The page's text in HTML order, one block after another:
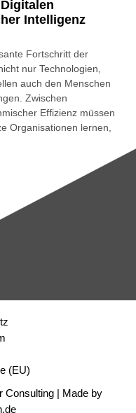
Intelligenz
Fortschritt der
nur Technologien,
auch den Menschen
Zwischen
Effizienz müssen
Organisationen lernen,
(EU)
Consulting | Made by